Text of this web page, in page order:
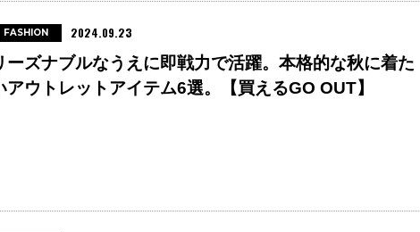
ーズナブルなうえに即戦力で活躍。本格的な秋に着た
アウトレットアイテム6選。【買えるGO OUT】
FASHION 2024.09.23